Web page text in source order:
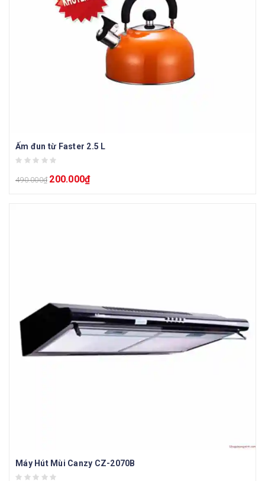
Ấm đun từ Faster 2.5 L
490.000₫ 200.000₫
Máy Hút Mùi Canzy CZ-2070B